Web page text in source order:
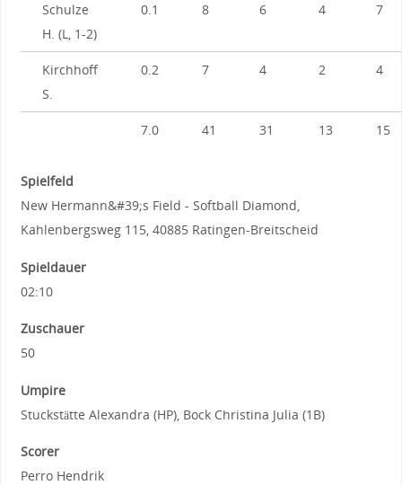
Schulze
H. (L, 1-2)
0.1 8 6 4 7
Kirchhoff
S.
0.2 7 4 2 4
7.0 41 31 13 15
Spielfeld
New Hermann&#39;s Field - Softball Diamond,
Kahlenbergsweg 115, 40885 Ratingen-Breitscheid
Spieldauer
02:10
Zuschauer
50
Umpire
Stuckstätte Alexandra (HP), Bock Christina Julia (1B)
Scorer
Perro Hendrik